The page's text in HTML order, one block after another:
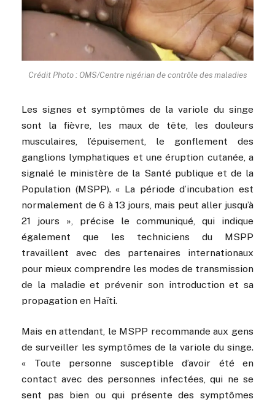
Crédit Photo : OMS/Centre nigérian de contrôle des maladies
Les signes et symptômes de la variole du singe
sont la fièvre, les maux de tête, les douleurs
musculaires, l’épuisement, le gonflement des
ganglions lymphatiques et une éruption cutanée, a
signalé le ministère de la Santé publique et de la
Population (MSPP). « La période d’incubation est
normalement de 6 à 13 jours, mais peut aller jusqu’à
21 jours », précise le communiqué, qui indique
également que les techniciens du MSPP
travaillent avec des partenaires internationaux
pour mieux comprendre les modes de transmission
de la maladie et prévenir son introduction et sa
propagation en Haïti.
Mais en attendant, le MSPP recommande aux gens
de surveiller les symptômes de la variole du singe.
« Toute personne susceptible d’avoir été en
contact avec des personnes infectées, qui ne se
sent pas bien ou qui présente des symptômes